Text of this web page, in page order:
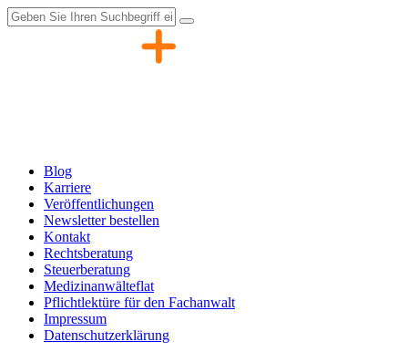
Zum
Inhalt
Blog
Karriere
Veröffentlichungen
Newsletter bestellen
Kontakt
Rechtsberatung
Steuerberatung
Medizinanwälteflat
Pflichtlektüre für den Fachanwalt
Impressum
Datenschutzerklärung